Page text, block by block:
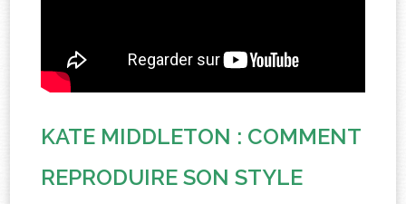
KATE MIDDLETON : COMMENT
REPRODUIRE SON STYLE